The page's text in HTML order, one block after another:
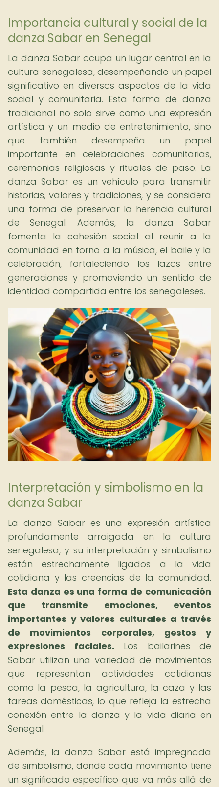
Importancia cultural y social de la
danza Sabar en Senegal
La danza Sabar ocupa un lugar central en la
cultura senegalesa, desempeñando un papel
significativo en diversos aspectos de la vida
social y comunitaria. Esta forma de danza
tradicional no solo sirve como una expresión
artística y un medio de entretenimiento, sino
que también desempeña un papel
importante en celebraciones comunitarias,
ceremonias religiosas y rituales de paso. La
danza Sabar es un vehículo para transmitir
historias, valores y tradiciones, y se considera
una forma de preservar la herencia cultural
de Senegal. Además, la danza Sabar
fomenta la cohesión social al reunir a la
comunidad en torno a la música, el baile y la
celebración, fortaleciendo los lazos entre
generaciones y promoviendo un sentido de
identidad compartida entre los senegaleses.
Interpretación y simbolismo en la
danza Sabar
La danza Sabar es una expresión artística
profundamente arraigada en la cultura
senegalesa, y su interpretación y simbolismo
están estrechamente ligados a la vida
cotidiana y las creencias de la comunidad.
Esta danza es una forma de comunicación
que transmite emociones, eventos
importantes y valores culturales a través
de movimientos corporales, gestos y
expresiones faciales. Los bailarines de
Sabar utilizan una variedad de movimientos
que representan actividades cotidianas
como la pesca, la agricultura, la caza y las
tareas domésticas, lo que refleja la estrecha
conexión entre la danza y la vida diaria en
Senegal.
Además, la danza Sabar está impregnada
de simbolismo, donde cada movimiento tiene
un significado específico que va más allá de